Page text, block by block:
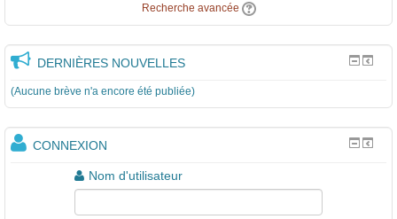
Recherche avancée
DERNIÈRES NOUVELLES
(Aucune brève n'a encore été publiée)
CONNEXION
Nom d'utilisateur